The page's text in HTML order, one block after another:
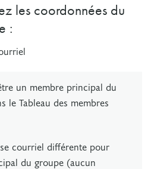
les coordonnées du
:
un membre principal du
le Tableau des membres
courriel différente pour
du groupe (aucun